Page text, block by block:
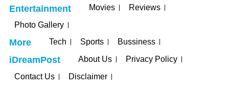
Entertainment Movies
Reviews
Photo Gallery
More Tech Sports Bussiness
iDreamPost About Us
Privacy Policy
Contact Us
Disclaimer